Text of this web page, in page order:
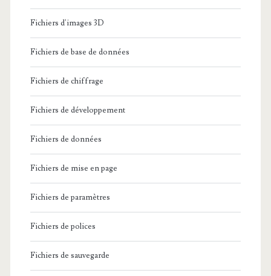
Fichiers d'images 3D
Fichiers de base de données
Fichiers de chiffrage
Fichiers de développement
Fichiers de données
Fichiers de mise en page
Fichiers de paramètres
Fichiers de polices
Fichiers de sauvegarde